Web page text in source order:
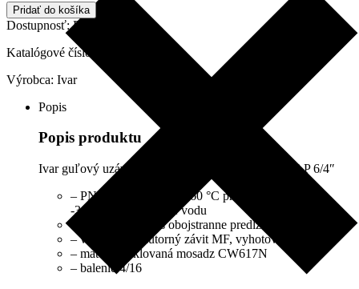
FUTURGAS
FIV
P
Ivar
80014112
Pridať do košíka
Dostupnosť:Do 3 dní
Katalógové číslo:
Výrobca: Ivar
Popis
Popis produktu
Ivar guľový uzáver plynu FUTURGAS FIV 80014 P 6/4″
– PN 5, T = -20
°C až +60 °C pre plyn, PN 40, T =
-30°C až +120°C pre vodu
– plnoprietokový s obojstranne predĺženým závitom
– vonkajší – vnútorný závit MF, vyhotovenie páčka
– materiál niklovaná mosadz CW617N
– balenie 4/16